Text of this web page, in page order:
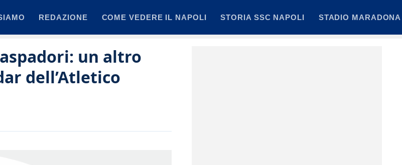
REDAZIONE COME VEDERE IL NAPOLI STORIA SSC NAPOLI STADIO MARADONA
un altro
dell’Atletico